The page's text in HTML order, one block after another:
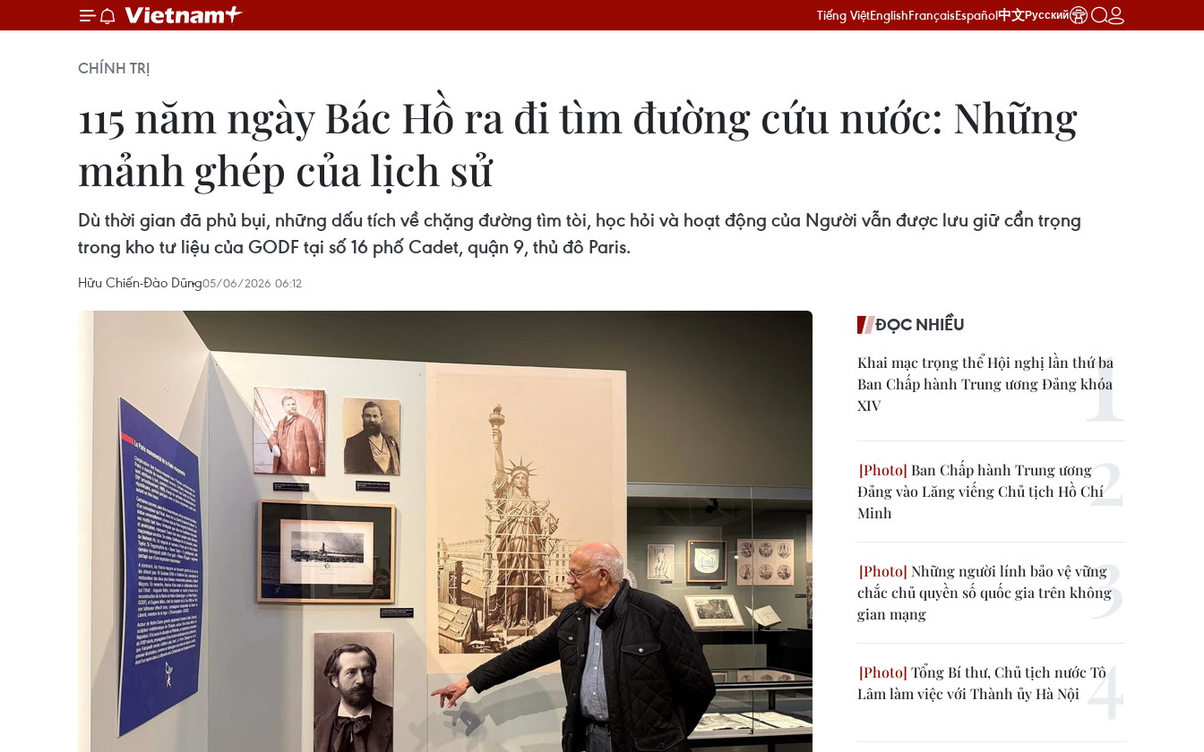
Tiếng ViệtEnglishFrançaisEspañol中文Русский
CHÍNH TRỊ
115 năm ngày Bác Hồ ra đi tìm đường cứu nước: Những
mảnh ghép của lịch sử
Dù thời gian đã phủ bụi, những dấu tích về chặng đường tìm tòi, học hỏi và hoạt động của Người vẫn được lưu giữ cẩn trọng
trong kho tư liệu của GODF tại số 16 phố Cadet, quận 9, thủ đô Paris.
Hữu Chiến-Đào Dũng05/06/2026 06:12
ĐỌC NHIỀU
Khai mạc trọng thể Hội nghị lần thứ ba
Ban Chấp hành Trung ương Đảng khóa
XIV
Ban Chấp hành Trung ương
Đảng vào Lăng viếng Chủ tịch Hồ Chí
Minh
Những người lính bảo vệ vững
chắc chủ quyền số quốc gia trên không
gian mạng
Tổng Bí thư, Chủ tịch nước Tô
Lâm làm việc với Thành ủy Hà Nội